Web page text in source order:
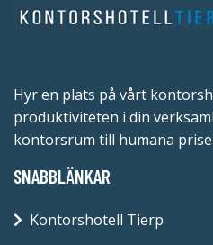
Hyr en plats på vårt
produktiviteten i din
kontorsrum till humana
SNABBLÄNKAR
Kontorshotell Tierp